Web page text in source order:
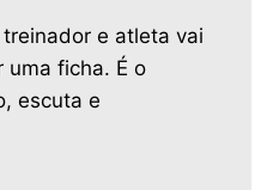
e atleta vai
uma ficha. É o
escuta e